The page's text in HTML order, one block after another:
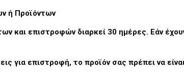
ή Προϊόντων
και επιστροφών διαρκεί 30 ημέρες. Εάν
για επιστροφή, το προϊόν σας πρέπει να